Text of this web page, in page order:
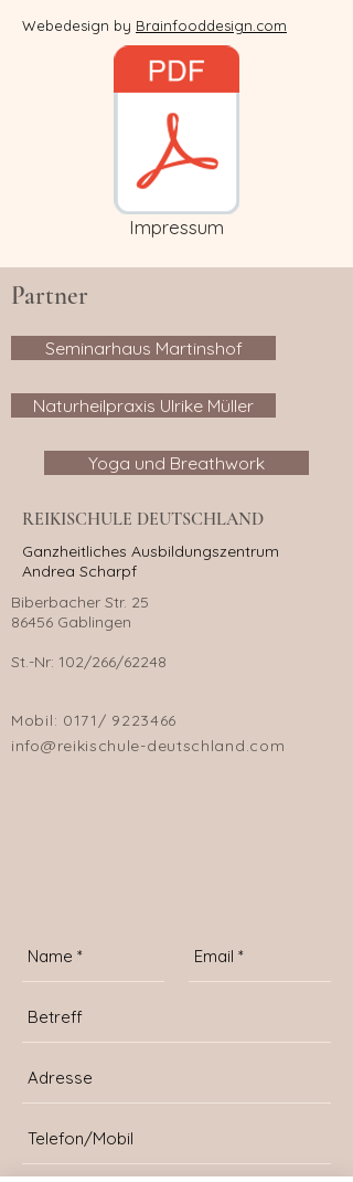
Webedesign by Brainfooddesign.com
Impressum
Partner
Seminarhaus Martinshof
Naturheilpraxis Ulrike Müller
Yoga und Breathwork
REIKISCHULE DEUTSCHLAND
Ganzheitliches Ausbildungszentrum
Andrea Scharpf
Biberbacher Str. 25
86456 Gablingen
St.-Nr: 102/266/62248
Mobil: 0171/ 9223466
info@reikischule-deutschland.com